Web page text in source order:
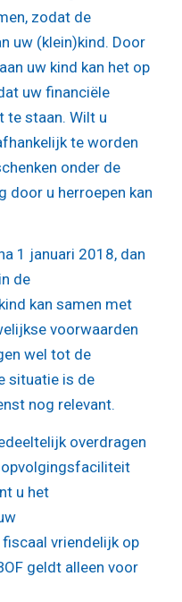
zodat de
uw (klein)kind. Door
uw kind kan het op
uw financiële
te staan. Wilt u
te worden
onder de
door u herroepen kan
1 januari 2018, dan
de
kan samen met
voorwaarden
wel tot de
situatie is de
nog relevant.
overdragen
u het
vriendelijk op
geldt alleen voor